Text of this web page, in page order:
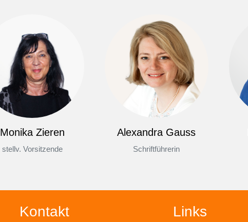
Monika Zieren
stellv. Vorsitzende
Alexandra Gauss
Schriftführerin
Kontakt Links